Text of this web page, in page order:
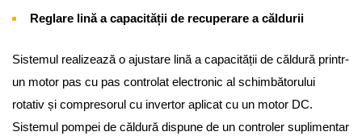
Reglare lină a capacității de recuperare a căldurii
Sistemul realizează o ajustare lină a capacității de căldură printr-
un motor pas cu pas controlat electronic al schimbătorului
rotativ și compresorul cu invertor aplicat cu un motor DC.
Sistemul pompei de căldură dispune de un controler suplimentar